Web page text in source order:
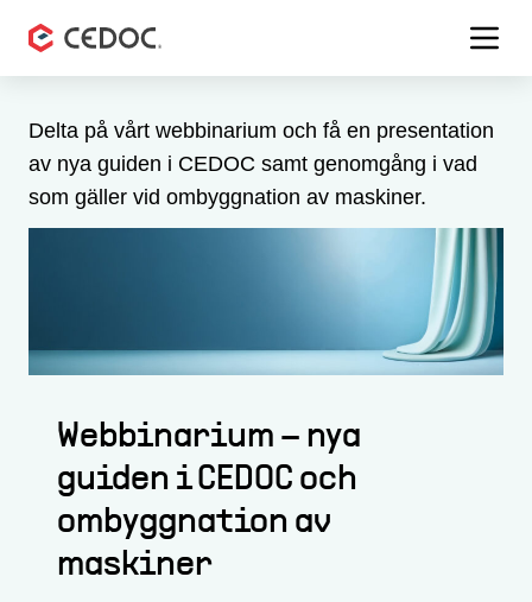
Delta på vårt webbinarium och få en presentation
av nya guiden i CEDOC samt genomgång i vad
som gäller vid ombyggnation av maskiner.
Webbinarium – nya
guiden i CEDOC och
ombyggnation av
maskiner